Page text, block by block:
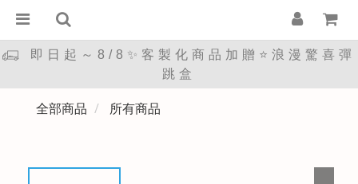
即日起～8/8✨客製化商品加贈⭐浪漫驚喜彈
跳盒
全部商品 所有商品